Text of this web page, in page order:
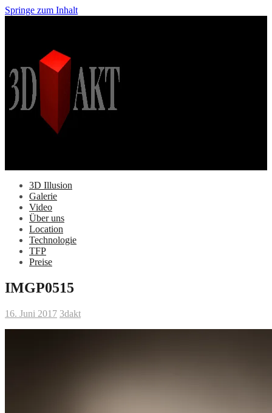
Springe zum Inhalt
3D Illusion
Galerie
Video
Über uns
Location
Technologie
TFP
Preise
IMGP0515
16. Juni 2017 3dakt